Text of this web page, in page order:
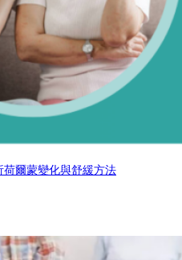
爾蒙變化與舒緩方法